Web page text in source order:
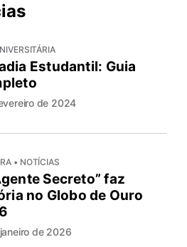
Estudantil: Guia
de 2024
• NOTÍCIAS
Secreto” faz
no Globo de Ouro
de 2026